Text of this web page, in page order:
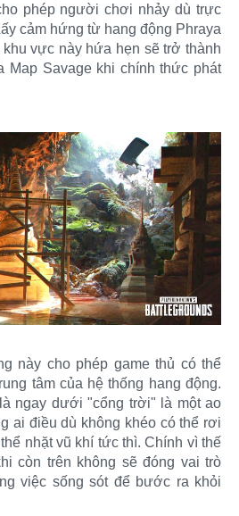
phép người chơi nhảy dù trực
cảm hứng từ hang động Phraya
vực này hứa hẹn sẽ trở thành
Map Savage khi chính thức phát
này cho phép game thủ có thể
tâm của hệ thống hang động.
ngay dưới "cổng trời" là một ao
ai điều dù không khéo có thể rơi
nhặt vũ khí tức thì. Chính vì thế
còn trên không sẽ đóng vai trò
việc sống sót để bước ra khỏi